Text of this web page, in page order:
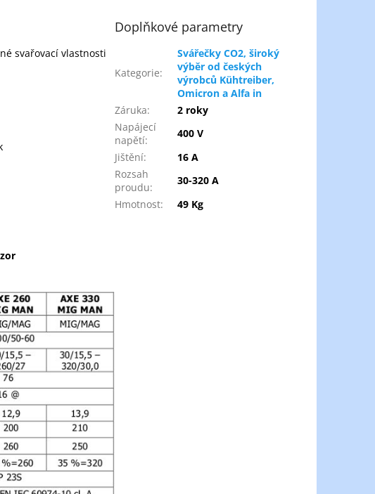
svařovací vlastnosti
Doplňkové parametry
Kategorie:
Svářečky CO2, široký
výběr od českých
výrobců Kühtreiber,
Omicron a Alfa in
Záruka:
2 roky
Napájecí
napětí:
400 V
Jištění:
16 A
Rozsah
proudu:
30-320 A
Hmotnost: 49 Kg